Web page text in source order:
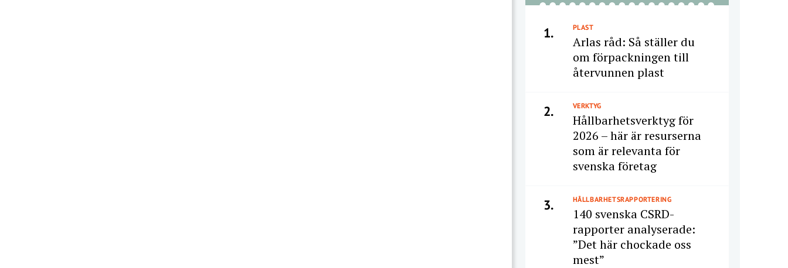
1. PLAST
Arlas råd: Så ställer du
om förpackningen till
återvunnen plast
2. VERKTYG
Hållbarhetsverktyg för
2026 – här är resurserna
som är relevanta för
svenska företag
3. HÅLLBARHETSRAPPORTERING
140 svenska CSRD-
rapporter analyserade:
”Det här chockade oss
mest”